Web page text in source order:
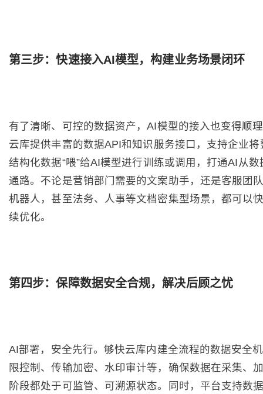
第三步：快速接入AI模型，构建业务场景闭环
有了清晰、可控的数据资产，AI模型的接入也变得顺
云库提供丰富的数据API和知识服务接口，支持企业将
结构化数据“喂”给AI模型进行训练或调用，打通AI从
通路。不论是营销部门需要的文案助手，还是客服团
机器人，甚至法务、人事等文档密集型场景，都可以
续优化。
第四步：保障数据安全合规，解决后顾之忧
AI部署，安全先行。够快云库内建全流程的数据安全
限控制、传输加密、水印审计等，确保数据在采集、
阶段都处于可监管、可溯源状态。同时，平台支持数